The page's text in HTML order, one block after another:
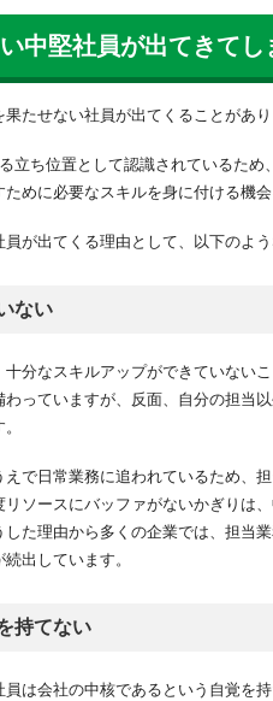
中堅社員が出てきてし
たせない社員が出てくることがあり
立ち位置として認識されているため
めに必要なスキルを身に付ける機
が出てくる理由として、以下のよう
ない
分なスキルアップができていない
っていますが、反面、自分の担当
で日常業務に追われているため、
ソースにバッファがないかぎりは
た理由から多くの企業では、担当
出しています。
持てない
は会社の中核であるという自覚を